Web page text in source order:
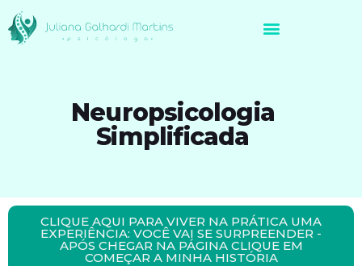
Neuropsicologia
Simplificada
CLIQUE AQUI PARA VIVER NA PRÁTICA UMA
EXPERIÊNCIA: VOCÊ VAI SE SURPREENDER -
APÓS CHEGAR NA PÁGINA CLIQUE EM
COMEÇAR A MINHA HISTÓRIA